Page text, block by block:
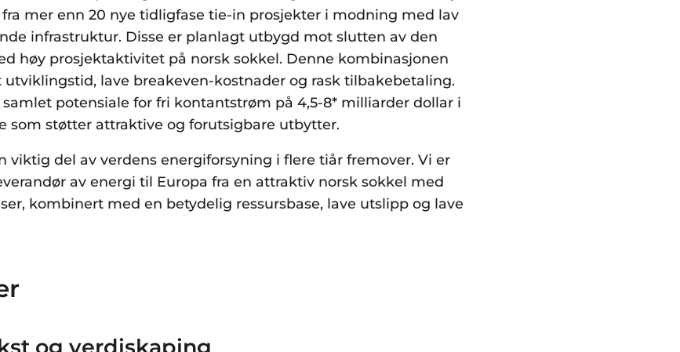
mer enn 20 nye tidligfase tie-in prosjekter i modning med lav
infrastruktur. Disse er planlagt utbygd mot slutten av den
høy prosjektaktivitet på norsk sokkel. Denne kombinasjonen
lave breakeven-kostnader og rask tilbakebetaling.
potensiale for fri kontantstrøm på 4,5-8* milliarder dollar i
som støtter attraktive og forutsigbare utbytter.
viktig del av verdens energiforsyning i flere tiår fremover. Vi er
av energi til Europa fra en attraktiv norsk sokkel med
kombinert med en betydelig ressursbase, lave utslipp og lave